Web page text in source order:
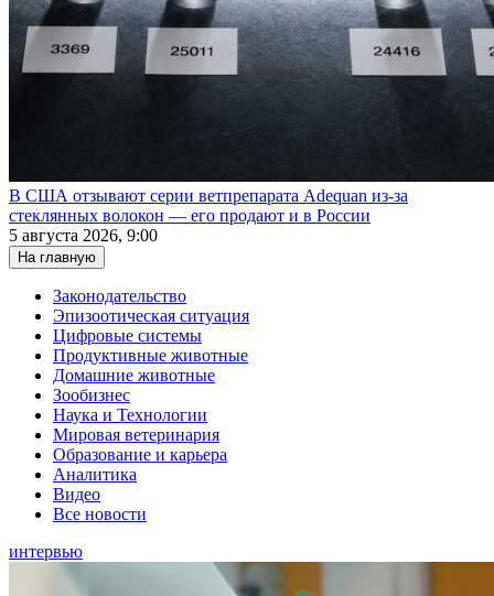
В США отзывают серии ветпрепарата Adequan из-за
стеклянных волокон — его продают и в России
5 августа 2026, 9:00
На главную
Законодательство
Эпизоотическая ситуация
Цифровые системы
Продуктивные животные
Домашние животные
Зообизнес
Наука и Технологии
Мировая ветеринария
Образование и карьера
Аналитика
Видео
Все новости
интервью